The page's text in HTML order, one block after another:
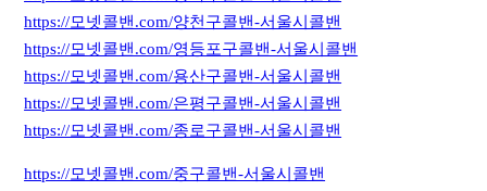
https://모넷콜밴.com/양천구콜밴-서울시콜밴
https://모넷콜밴.com/영등포구콜밴-서울시콜밴
https://모넷콜밴.com/용산구콜밴-서울시콜밴
https://모넷콜밴.com/은평구콜밴-서울시콜밴
https://모넷콜밴.com/종로구콜밴-서울시콜밴
https://모넷콜밴.com/중구콜밴-서울시콜밴